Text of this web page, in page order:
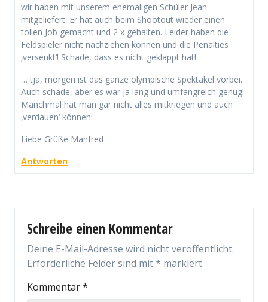
wir haben mit unserem ehemaligen Schüler Jean
mitgeliefert. Er hat auch beim Shootout wieder einen
tollen Job gemacht und 2 x gehalten. Leider haben die
Feldspieler nicht nachziehen können und die Penalties
‚versenkt‘! Schade, dass es nicht geklappt hat!
… tja, morgen ist das ganze olympische Spektakel vorbei.
Auch schade, aber es war ja lang und umfangreich genug!
Manchmal hat man gar nicht alles mitkriegen und auch
‚verdauen‘ können!
Liebe Grüße Manfred
Antworten
Schreibe einen Kommentar
Deine E-Mail-Adresse wird nicht veröffentlicht.
Erforderliche Felder sind mit* markiert
Kommentar*